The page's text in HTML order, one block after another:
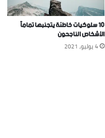
١٠ سلوكيات خاطئة يتجنبها تماماً
الأشخاص الناجحون
4 يوليو، 2021